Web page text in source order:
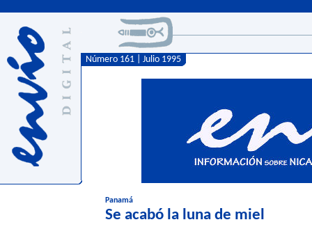
Número 161 | Julio 1995
Panamá
Se acabó la luna de miel